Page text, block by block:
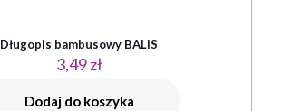
Długopis bambusowy BALIS
3,49zł
Dodaj do koszyka